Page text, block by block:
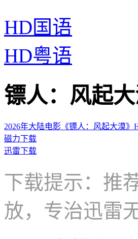
HD国语
HD粤语
镖人：风起大
2026年大陆电影《镖人：风起大漠》
磁力下载
迅雷下载
下载提示：推
放，专治迅雷